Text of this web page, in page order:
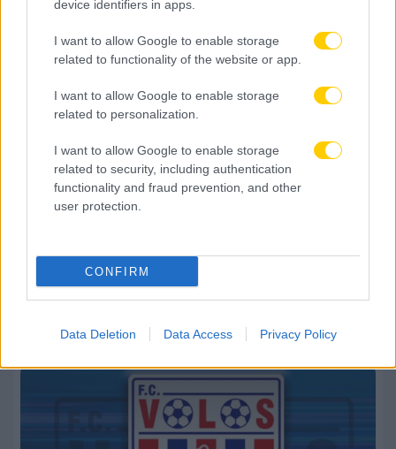
device identifiers in apps.
I want to allow Google to enable storage
related to functionality of the website or app.
I want to allow Google to enable storage
related to personalization.
I want to allow Google to enable storage
related to security, including authentication
functionality and fraud prevention, and other
user protection.
CONFIRM
Data Deletion Data Access Privacy Policy
09.08.2026, 11:01
Η Νιούκαστλ απέρριψε πρόταση 50 εκατομμυρίων